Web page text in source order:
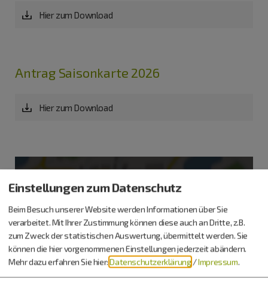
Hier zum Download
Antrag Saisonkarte 2026
Hier zum Download
Möchten Sie vonOpenStreetMap/Leafletbereitgestellte
externe Inhalte laden?
Ja Immer
Einstellungen zum Datenschutz
Beim Besuch unserer Website werden Informationen über Sie
verarbeitet. Mit Ihrer Zustimmung können diese auch an Dritte, z.B.
zum Zweck der statistischen Auswertung, übermittelt werden. Sie
können die hier vorgenommenen Einstellungen jederzeit abändern.
Mehr dazu erfahren Sie hier:Datenschutzerklärung /Impressum.